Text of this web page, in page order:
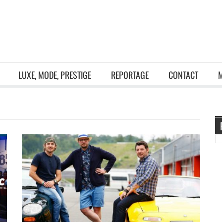
LUXE, MODE, PRESTIGE REPORTAGE CONTACT